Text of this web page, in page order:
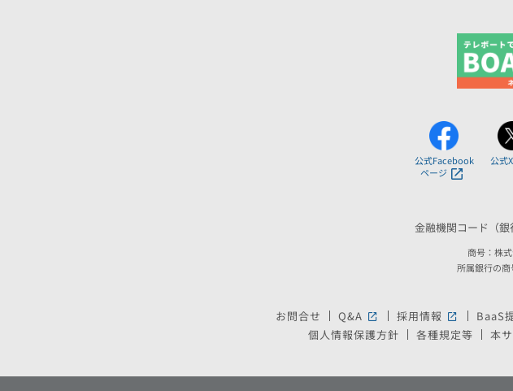
公式Facebook
ページ
公式X
金融機関コード（
商号：株
所属銀行の
お問合せ Q&A新しいウィンドウで開きます
採用情報新しいウィン
BaaS
個人情報保護方針
各種規定等 本